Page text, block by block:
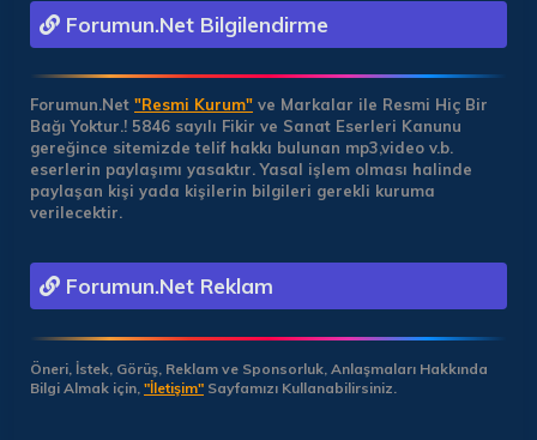
Forumun.Net Bilgilendirme
Forumun.Net "Resmi Kurum" ve Markalar ile Resmi Hiç Bir
Bağı Yoktur.! 5846 sayılı Fikir ve Sanat Eserleri Kanunu
gereğince sitemizde telif hakkı bulunan mp3,video v.b.
eserlerin paylaşımı yasaktır. Yasal işlem olması halinde
paylaşan kişi yada kişilerin bilgileri gerekli kuruma
verilecektir.
Forumun.Net Reklam
Öneri, İstek, Görüş, Reklam ve Sponsorluk, Anlaşmaları Hakkında
Bilgi Almak için, "İletişim" Sayfamızı Kullanabilirsiniz.